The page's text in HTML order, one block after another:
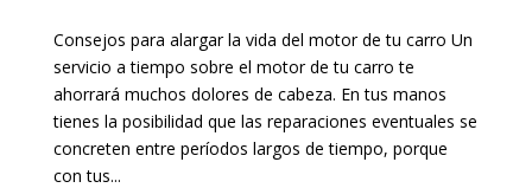
Consejos para alargar la vida del motor de tu carro Un
servicio a tiempo sobre el motor de tu carro te
ahorrará muchos dolores de cabeza. En tus manos
tienes la posibilidad que las reparaciones eventuales se
concreten entre períodos largos de tiempo, porque
con tus...